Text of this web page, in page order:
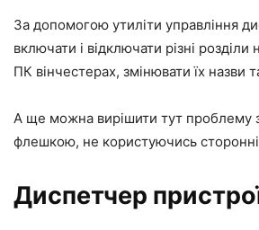
За допомогою утиліти управління
включати і відключати різні розділи
ПК вінчестерах, змінювати їх назви
А ще можна вирішити тут проблему
флешкою, не користуючись
Диспетчер